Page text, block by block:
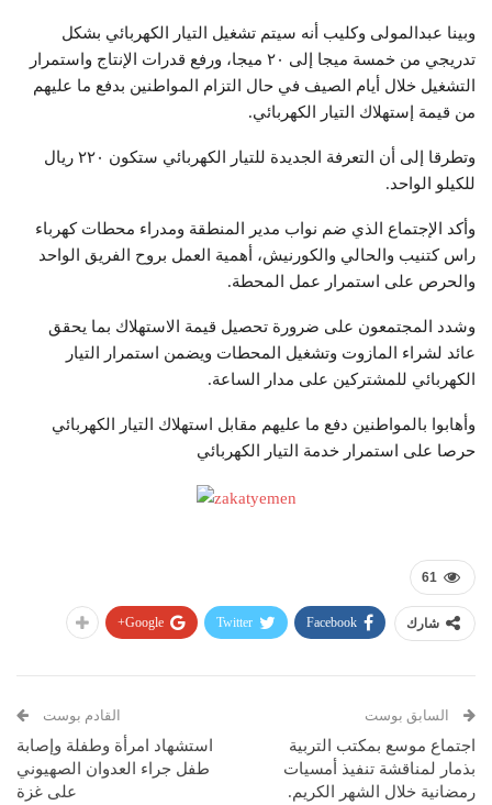
وبينا عبدالمولى وكليب أنه سيتم تشغيل التيار الكهربائي بشكل
تدريجي من خمسة ميجا إلى ٢٠ ميجا، ورفع قدرات الإنتاج واستمرار
التشغيل خلال أيام الصيف في حال التزام المواطنين بدفع ما عليهم
من قيمة إستهلاك التيار الكهربائي.
وتطرقا إلى أن التعرفة الجديدة للتيار الكهربائي ستكون ٢٢٠ ريال
للكيلو الواحد.
وأكد الإجتماع الذي ضم نواب مدير المنطقة ومدراء محطات كهرباء
راس كتنيب والحالي والكورنيش، أهمية العمل بروح الفريق الواحد
والحرص على استمرار عمل المحطة.
وشدد المجتمعون على ضرورة تحصيل قيمة الاستهلاك بما يحقق
عائد لشراء المازوت وتشغيل المحطات ويضمن استمرار التيار
الكهربائي للمشتركين على مدار الساعة.
وأهابوا بالمواطنين دفع ما عليهم مقابل استهلاك التيار الكهربائي
حرصا على استمرار خدمة التيار الكهربائي
61
شارك Facebook
Twitter
Google+
السابق بوست
اجتماع موسع بمكتب التربية
بذمار لمناقشة تنفيذ أمسيات
رمضانية خلال الشهر الكريم.
القادم بوست
استشهاد امرأة وطفلة وإصابة
طفل جراء العدوان الصهيوني
على غزة